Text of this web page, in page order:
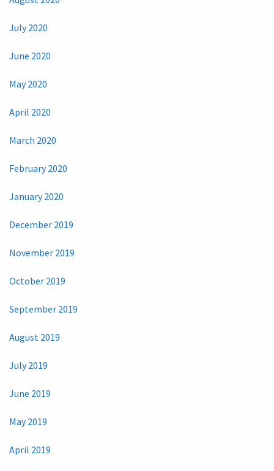
July 2020
June 2020
May 2020
April 2020
March 2020
February 2020
January 2020
December 2019
November 2019
October 2019
September 2019
August 2019
July 2019
June 2019
May 2019
April 2019